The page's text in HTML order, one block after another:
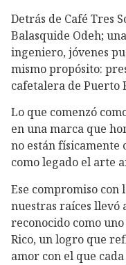
Detrás de Café Tres
Balasquide Odeh;
ingeniero, jóvenes
mismo propósito:
cafetalera de Puerto
Lo que comenzó
en una marca que
no están físicamente
como legado el arte
Ese compromiso
nuestras raíces llevó
reconocido como
Rico, un logro que
amor con el que